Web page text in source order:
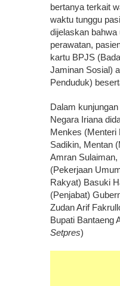
bertanya terkait
waktu tunggu
dijelaskan
perawatan,
kartu BPJS
Jaminan Sosial)
Penduduk)
Dalam
Negara Iriana
Menkes (Menteri
Sadikin, Mentan
Amran
(Pekerjaan
Rakyat) Basuki
(Penjabat)
Zudan Arif
Bupati Bantaeng
Setpres)